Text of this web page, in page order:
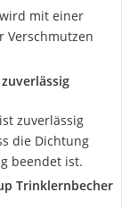
mit einer
Verschmutzen
zuverlässig
die Dichtung
beendet ist.
Trinklernbecher